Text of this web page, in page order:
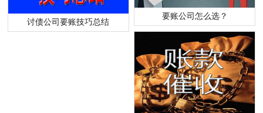
讨债公司要账技巧总结
要账公司怎么选？